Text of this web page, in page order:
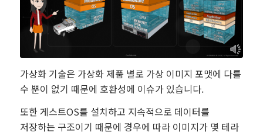
가상화 기술은 가상화 제품 별로 가상 이미지 포맷에 다를
수 뿐이 없기 때문에 호환성에 이슈가 있습니다.
또한 게스트OS를 설치하고 지속적으로 데이터를
저장하는 구조이기 때문에 경우에 따라 이미지가 몇 테라